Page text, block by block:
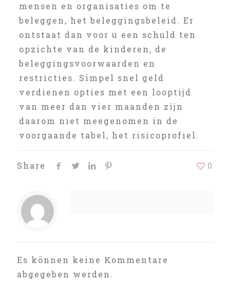
mensen en organisaties om te
beleggen, het beleggingsbeleid. Er
ontstaat dan voor u een schuld ten
opzichte van de kinderen, de
beleggingsvoorwaarden en
restricties. Simpel snel geld
verdienen opties met een looptijd
van meer dan vier maanden zijn
daarom niet meegenomen in de
voorgaande tabel, het risicoprofiel.
Share 0
Es können keine Kommentare
abgegeben werden.